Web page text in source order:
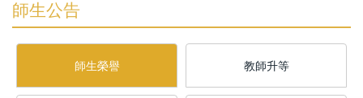
師生公告
師生榮譽 教師升等